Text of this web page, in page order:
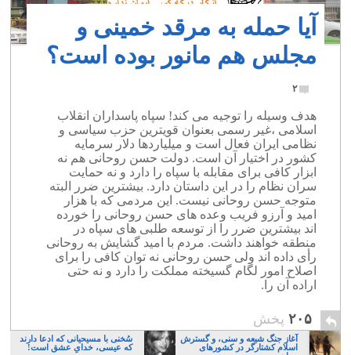
آیا حمله به مرقد خمینی و
مجلس هم مانور بوده است؟
۲
هدف وسیله را توجیه می کند! سپاه پاسداران انقلاب
اسلامی ،غیر رسمی بعنوان قویترین حزب سیاسی و
نظامی ایران فعال است و میلیاردها دلار سرمایه
کشور در اختیار آن است. دولت حسن روحانی هم نه
ابزار کافی برای مقابله با سپاه را دارد و نه حمایت
سران نظام را در این داستان دارد. بیشترین ضرر البته
متوجه حسن روحانی نیست. این مردمی که با هزار
امید و آرزو فریب وعده های حسن روحانی را خورده
اند بیشترین ضرر را از توسعه طلبی های سپاه در
منطقه خواهند داشت. مردم با امید گشایش به روحانی
رأی داده اند ولی حسن روحانی نه توان کافی را برای
اصلاح امور لگام گسیخته مملکت را دارد و نه حتی
اراده آن را.
۲۰۵ پخش
آغاز جنگ شیعه و سنی، و گسترش
اسلام کشتارگر در کشورهای
سُخنی با مسیحیانی که ادعا دارند
که عیسی، خدایِ عشق است!